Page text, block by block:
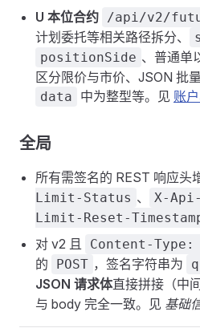
U 本位合约 /api/v2/
计划委托等相关路径拆分、
positionSide 、普通单
区分限价与市价、JSON 批
data 中为整型等。见 账
全局
所有需签名的 REST 响应头
Limit-Status 、 X-
Limit-Reset-
对 v2 且
Content-
的 POST ，签名字符串为
JSON 请求体直接拼接（中
与 body 完全一致。见 基础